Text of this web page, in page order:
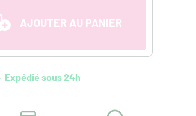
AJOUTER AU PANIER
Expédié sous 24h